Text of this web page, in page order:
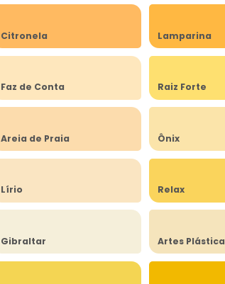
Citronela Lamparina
Faz de Conta Raiz Forte
Areia de Praia Ônix
Lírio Relax
Gibraltar Artes